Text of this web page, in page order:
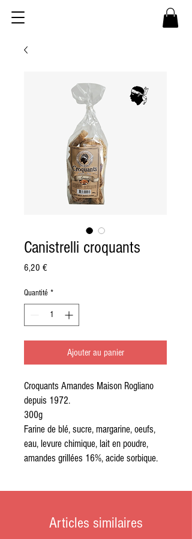
Canistrelli croquants
6,20 €Prix
Quantité *
Ajouter au panier
Croquants Amandes Maison Rogliano
depuis 1972.
300g
Farine de blé, sucre, margarine, oeufs,
eau, levure chimique, lait en poudre,
amandes grillées 16%, acide sorbique.
Articles similaires